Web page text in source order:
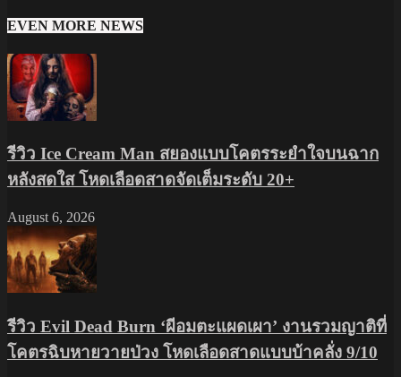
EVEN MORE NEWS
รีวิว Ice Cream Man สยองแบบโคตรระยำใจบนฉาก
หลังสดใส โหดเลือดสาดจัดเต็มระดับ 20+
August 6, 2026
รีวิว Evil Dead Burn ‘ผีอมตะแผดเผา’ งานรวมญาติที่
โคตรฉิบหายวายป่วง โหดเลือดสาดแบบบ้าคลั่ง 9/10